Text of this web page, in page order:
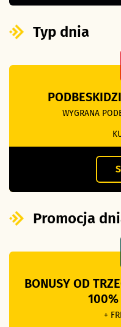
Typ dnia
WYGRANA
Promocja
BONUSY OD
100%
+